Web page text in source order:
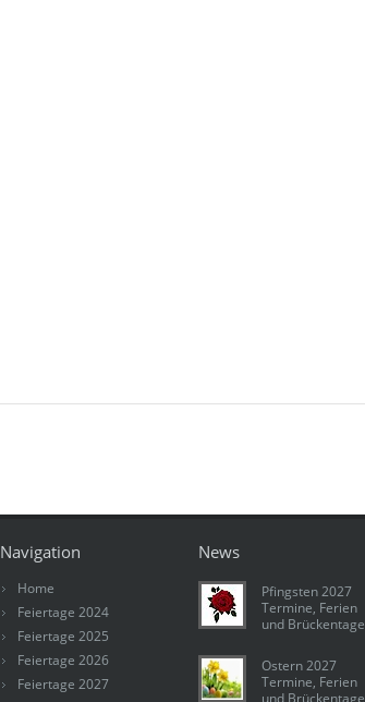
Navigation
Home
Feiertage 2024
Feiertage 2025
Feiertage 2026
Feiertage 2027
News
Pfingsten 2027
Termine, Ferien
und Brückentage
Ostern 2027
Termine, Ferien
und Brückentage